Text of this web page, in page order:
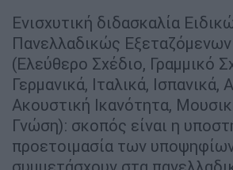
Ενισχυτική διδασκαλία
Πανελλαδικώς
(Ελεύθερο Σχέδιο, Γραμμικό
Γερμανικά, Ιταλικά, Ισπανικά,
Ακουστική Ικανότητα,
Γνώση): σκοπός είναι η
προετοιμασία των